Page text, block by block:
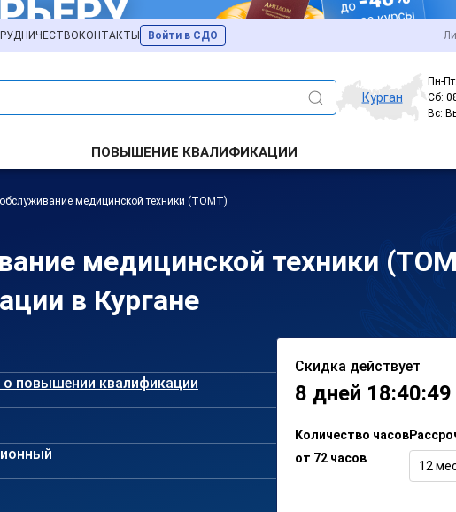
КОНТАКТЫ Войти в СДО
Курган
Пн-
Сб:
Вс:
ПОВЫШЕНИЕ КВАЛИФИКАЦИИ
обслуживание медицинской техники (ТОМТ)
медицинской техники
в Кургане
о повышении квалификации
Скидка действует
8 дней 18:40:49
Количество часов
от 72 часов
12